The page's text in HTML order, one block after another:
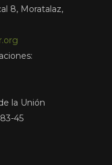
8, Moratalaz,
la Unión
45